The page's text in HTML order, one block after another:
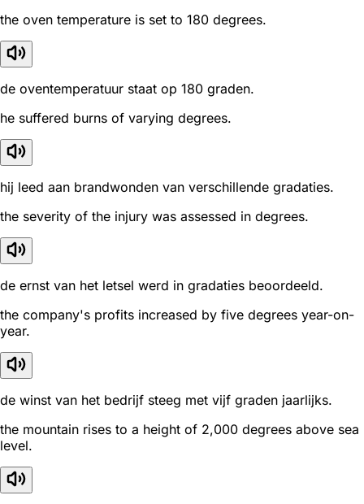
the oven temperature is set to 180 degrees.
de oventemperatuur staat op 180 graden.
he suffered burns of varying degrees.
hij leed aan brandwonden van verschillende gradaties.
the severity of the injury was assessed in degrees.
de ernst van het letsel werd in gradaties beoordeeld.
the company's profits increased by five degrees year-on-
year.
de winst van het bedrijf steeg met vijf graden jaarlijks.
the mountain rises to a height of 2,000 degrees above sea
level.